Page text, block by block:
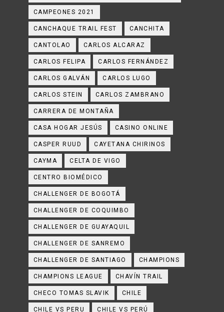
CAMPEONES 2021
CANCHAQUE TRAIL FEST CANCHITA
CANTOLAO CARLOS ALCARAZ
CARLOS FELIPA CARLOS FERNÁNDEZ
CARLOS GALVÁN CARLOS LUGO
CARLOS STEIN CARLOS ZAMBRANO
CARRERA DE MONTAÑA
CASA HOGAR JESÚS CASINO ONLINE
CASPER RUUD CAYETANA CHIRINOS
CAYMA CELTA DE VIGO
CENTRO BIOMÉDICO
CHALLENGER DE BOGOTÁ
CHALLENGER DE COQUIMBO
CHALLENGER DE GUAYAQUIL
CHALLENGER DE SANREMO
CHALLENGER DE SANTIAGO CHAMPIONS
CHAMPIONS LEAGUE CHAVÍN TRAIL
CHECO TOMAS SLAVIK CHILE
CHILE VS PERU CHILE VS PERÚ